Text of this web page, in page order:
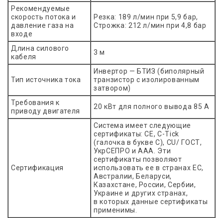
Рекомендуемые
скорость потока и
давление газа на
входе
Резка: 189 л/мин при 5,9 бар,
Строжка: 212 л/мин при 4,8 бар
Длина силового
кабеля
3 м
Тип источника тока
Инвертор — БТИЗ (биполярный
транзистор с изолированным
затвором)
Требования к
приводу двигателя
20 кВт для полного вывода 85 А
Сертификация
Система имеет следующие
сертификаты: CE, C-Tick
(галочка в букве C), CU/ ГОСТ,
УкрСЕПРО и AAA. Эти
сертификаты позволяют
использовать ее в странах ЕС,
Австралии, Беларуси,
Казахстане, России, Сербии,
Украине и других странах,
в которых данные сертификаты
применимы.